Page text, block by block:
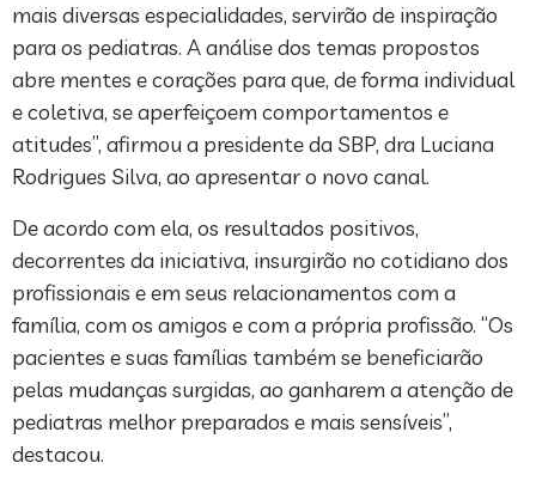
mais diversas especialidades, servirão de inspiração
para os pediatras. A análise dos temas propostos
abre mentes e corações para que, de forma individual
e coletiva, se aperfeiçoem comportamentos e
atitudes”, afirmou a presidente da SBP, dra Luciana
Rodrigues Silva, ao apresentar o novo canal.
De acordo com ela, os resultados positivos,
decorrentes da iniciativa, insurgirão no cotidiano dos
profissionais e em seus relacionamentos com a
família, com os amigos e com a própria profissão. “Os
pacientes e suas famílias também se beneficiarão
pelas mudanças surgidas, ao ganharem a atenção de
pediatras melhor preparados e mais sensíveis”,
destacou.